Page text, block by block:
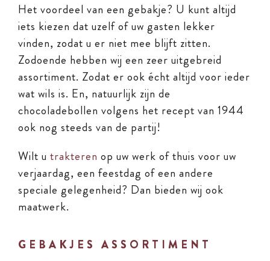
Het voordeel van een gebakje? U kunt altijd
iets kiezen dat uzelf of uw gasten lekker
vinden, zodat u er niet mee blijft zitten.
Zodoende hebben wij een zeer uitgebreid
assortiment. Zodat er ook écht altijd voor ieder
wat wils is. En, natuurlijk zijn de
chocoladebollen volgens het recept van 1944
ook nog steeds van de partij!
Wilt u trakteren op uw werk of thuis voor uw
verjaardag, een feestdag of een andere
speciale gelegenheid? Dan bieden wij ook
maatwerk.
GEBAKJES ASSORTIMENT